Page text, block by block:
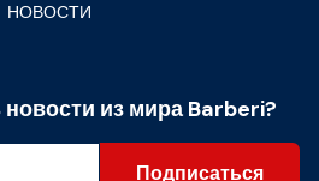
НОВОСТИ
новости из мира Barberi?
Подписаться